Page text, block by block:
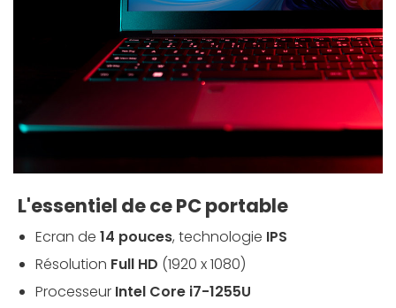
L'essentiel de ce PC portable
Ecran de 14 pouces, technologie IPS
Résolution Full HD (1920 x 1080)
Processeur Intel Core i7-1255U